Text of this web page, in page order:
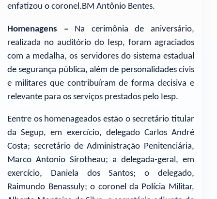
enfatizou o coronel.BM Antônio Bentes.
Homenagens – Na cerimônia de aniversário,
realizada no auditório do Iesp, foram agraciados
com a medalha, os servidores do sistema estadual
de segurança pública, além de personalidades civis
e militares que contribuíram de forma decisiva e
relevante para os serviços prestados pelo Iesp.
Eentre os homenageados estão o secretário titular
da Segup, em exercício, delegado Carlos André
Costa; secretário de Administração Penitenciária,
Marco Antonio Sirotheau; a delegada-geral, em
exercício, Daniela dos Santos; o delegado,
Raimundo Benassuly; o coronel da Polícia Militar,